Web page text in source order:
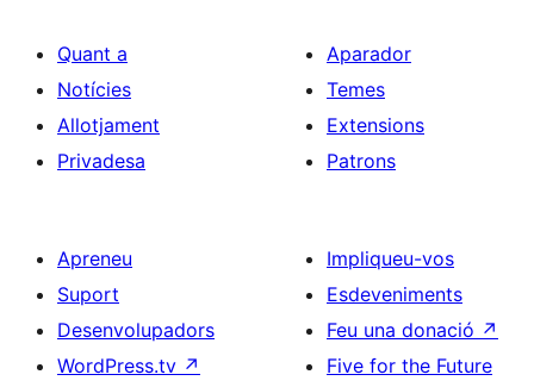
Quant a
Notícies
Allotjament
Privadesa
Aparador
Temes
Extensions
Patrons
Apreneu
Suport
Desenvolupadors
WordPress.tv ↗
Impliqueu-vos
Esdeveniments
Feu una donació ↗
Five for the Future